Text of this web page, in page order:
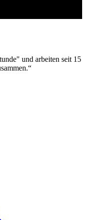
und arbeiten seit 15